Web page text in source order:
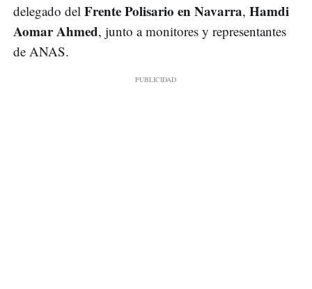
delegado del Frente Polisario en Navarra, Hamdi
Aomar Ahmed, junto a monitores y representantes
de ANAS.